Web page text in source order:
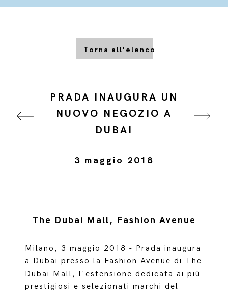
Torna all'elenco
PRADA INAUGURA UN
NUOVO NEGOZIO A
DUBAI
3 maggio 2018
The Dubai Mall, Fashion Avenue
Milano, 3 maggio 2018 - Prada inaugura
a Dubai presso la Fashion Avenue di The
Dubai Mall, l'estensione dedicata ai più
prestigiosi e selezionati marchi del